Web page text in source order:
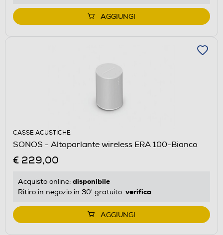
AGGIUNGI
CASSE ACUSTICHE
SONOS - Altoparlante wireless ERA 100-Bianco
€ 229,00
Acquisto online: disponibile
Ritiro in negozio in 30' gratuito: verifica
AGGIUNGI